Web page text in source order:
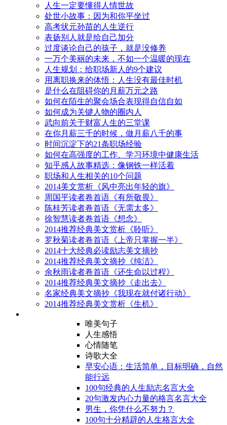
人生一定要懂得人情世故
处世小故事：因为和你平坐过
高考状元孙苗的人生逆行
表扬别人就是给自己加分
过度谈论自己的孩子，就是没修养
一万个美丽的未来，不如一个温暖的现在
人生规划：给职场新人的9个建议
用离职换来的体悟：人生没有最佳时机
是什么在阻碍你的月薪万元之路
如何在陌生的聚会场合表现得自信自如
如何成为关键人物的圈内人
武向前关于财富人生的三堂课
在你月薪三千的时候，做月薪八千的事
时间沉淀下的21条职场经验
如何在高强度的工作、学习环境中健康生活
知乎感人故事精选：像钢铁一样活着
职场和人生相关的10个问题
2014美文赏析《风中亮出年轻的旗》
周国平读者卷首语《有所敬畏》
陈桂芳读者卷首语《无需太多》
徐智慧读者卷首语《想念》
2014推荐经典美文赏析《聆听》
罗秋菊读者卷首语《上帝只掌握一半》
2014十大经典必读励志美文摘抄
2014推荐经典美文摘抄《纯洁》
余秋雨读者卷首语《还生命以过程》
2014推荐经典美文摘抄《走出去》
名家经典美文摘抄《我现在就付诸行动》
2014推荐经典美文赏析《生机》
唯美句子
人生感悟
心情随笔
诗歌大全
早安心语：生活简单，目标明确，自然
能行远
100句经典的人生励志名言大全
20句激发内心力量的格言名言大全
男生，你凭什么不努力？
100句十分精辟的人生格言大全